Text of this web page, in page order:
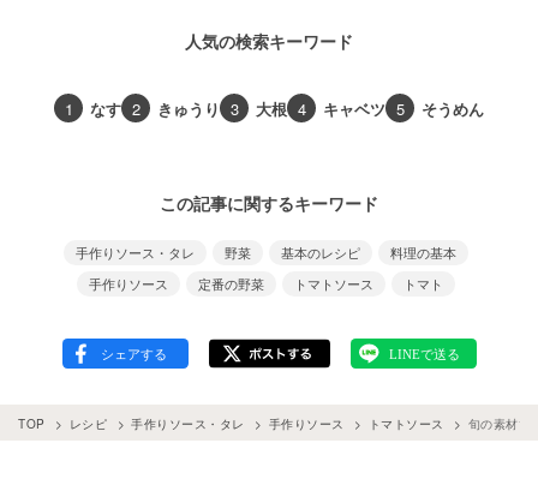
人気の検索キーワード
1 なす 2 きゅうり 3 大根 4 キャベツ 5 そうめん
この記事に関するキーワード
手作りソース・タレ 野菜 基本のレシピ
料理の基本
手作りソース
定番の野菜 トマトソース トマト
TOP レシピ 手作りソース・タレ 手作りソース トマトソース 旬の素材で